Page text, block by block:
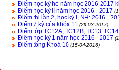
Điểm học kỳ hè năm học 2016-2017
Điểm học kỳ II năm học 2016 - 2017
Điểm thi lần 2, học kỳ I, NH: 2016 -
Điểm 7 kỳ của khóa 11 (28-03-2017)
Điểm lớp TC12A, TC12B, TC13,
Điểm học kỳ 1 năm học 2016 - 2017
Điểm tổng Khoá 10 (15-04-2016)